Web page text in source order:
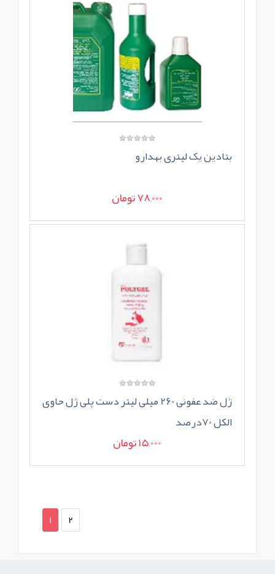
بتادین یک لیتری بهدارو
78,000 تومان
ژل ضد عفونی 260 میلی لیتر دست پلی ژل حاوی
الکل 70درصد
15,000 تومان
1 2